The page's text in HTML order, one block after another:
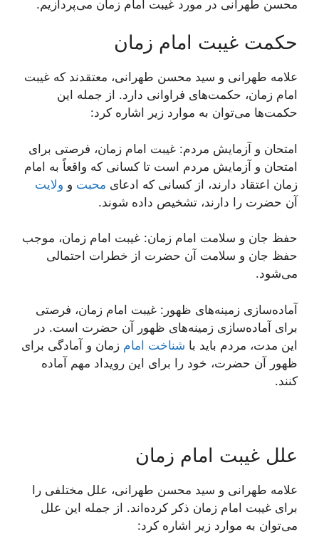
محسن طهرانی در مورد غیبت امام زمان می‌پردازیم.
حکمت غیبت امام زمان
علامه طهرانی و سید محسن طهرانی، معتقدند که غیبت
امام زمان، حکمت‌های فراوانی دارد. از جمله این
حکمت‌ها می‌توان به موارد زیر اشاره کرد:
امتحان و آزمایش مردم: غیبت امام زمان، فرصتی برای
امتحان و آزمایش مردم است تا کسانی که واقعاً به امام
زمان اعتقاد دارند، از کسانی که ادعای محبت و ولایت
آن حضرت را دارند، تشخیص داده شوند.
حفظ جان و سلامت امام زمان: غیبت امام زمان، موجب
حفظ جان و سلامت آن حضرت از خطرات احتمالی
می‌شود.
آماده‌سازی زمینه‌های ظهور: غیبت امام زمان، فرصتی
برای آماده‌سازی زمینه‌های ظهور آن حضرت است. در
این مدت، مردم باید با شناخت امام زمان و آمادگی برای
ظهور آن حضرت، خود را برای این رویداد مهم آماده
کنند.
علل غیبت امام زمان
علامه طهرانی و سید محسن طهرانی، علل مختلفی را
برای غیبت امام زمان ذکر کرده‌اند. از جمله این علل
می‌توان به موارد زیر اشاره کرد: